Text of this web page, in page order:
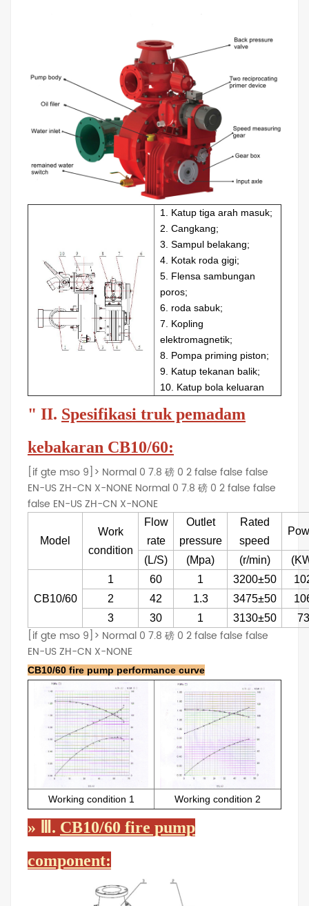
1. Katup tiga arah masuk;
2. Cangkang;
3. Sampul belakang;
4. Kotak roda gigi;
5. Flensa sambungan
poros;
6. roda sabuk;
7. Kopling
elektromagnetik;
8. Pompa priming piston;
9. Katup tekanan balik;
10. Katup bola keluaran
" II. Spesifikasi truk pemadam
kebakaran CB10/60:
[if gte mso 9]> Normal 0 7.8 磅 0 2false false false
EN-USZH-CN X-NONE Normal 0 7.8 磅 0 2false false
false EN-USZH-CN X-NONE
Model
Work
condition
Flow
rate
Outlet
pressure
Rated
speed
(L/S) (Mpa) (r/min)
CB10/60
1 60 1 3200±50
2
42 1.3 3475±50
3
30 1 3130±50 73
[if gte mso 9]> Normal 0 7.8 磅 0 2false false false
EN-USZH-CN X-NONE
CB10/60 fire pump performance curve
Working condition 1 Working condition 2
» Ⅲ. CB10/60 fire pump
component: